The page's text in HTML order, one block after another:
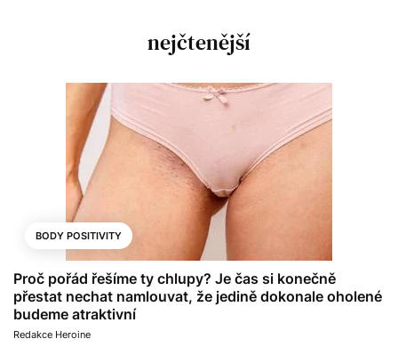
nejčtenější
BODY POSITIVITY
Proč pořád řešíme ty chlupy? Je čas si konečně
přestat nechat namlouvat, že jedině dokonale oholené
budeme atraktivní
Redakce Heroine